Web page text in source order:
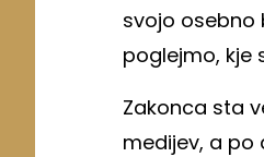
svojo osebno
poglejmo, kje
Zakonca sta
medijev, a po